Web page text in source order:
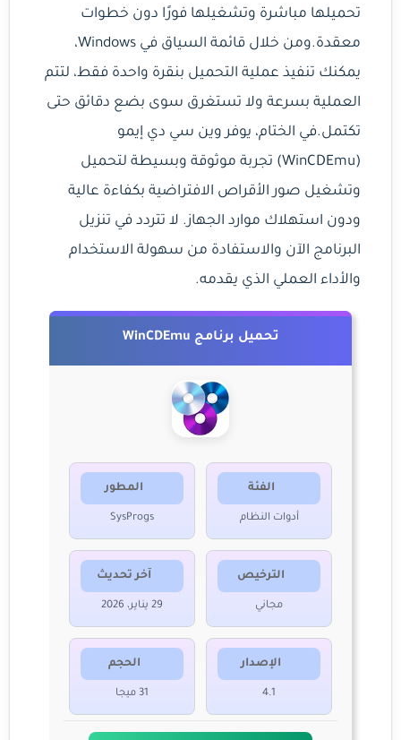
تحميلها مباشرة وتشغيلها فورًا دون خطوات
معقدة.ومن خلال قائمة السياق في Windows،
يمكنك تنفيذ عملية التحميل بنقرة واحدة فقط، لتتم
العملية بسرعة ولا تستغرق سوى بضع دقائق حتى
تكتمل.في الختام، يوفر وين سي دي إيمو
(WinCDEmu) تجربة موثوقة وبسيطة لتحميل
وتشغيل صور الأقراص الافتراضية بكفاءة عالية
ودون استهلاك موارد الجهاز. لا تتردد في تنزيل
البرنامج الآن والاستفادة من سهولة الاستخدام
والأداء العملي الذي يقدمه.
تحميل برنامج WinCDEmu
الفئة
أدوات النظام
المطور
SysProgs
الترخيص
مجاني
آخر تحديث
29 يناير، 2026
الإصدار
4.1
الحجم
31 ميجا